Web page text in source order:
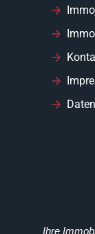
Ihre